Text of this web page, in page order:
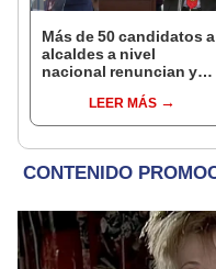
Más de 50 candidatos a
alcaldes a nivel
nacional renuncian y
encubiertaLEER MÁS